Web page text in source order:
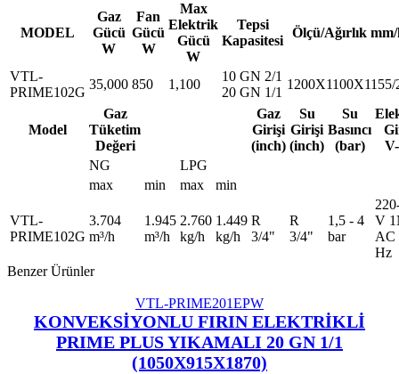
MODEL
Gaz
Gücü
W
Fan
Gücü
W
Max
Elektrik
Gücü
W
Tepsi
Kapasitesi
Ölçü/Ağırlık
VTL-
PRIME102G
35,000 850 1,100
10 GN 2/1
20 GN 1/1
1200X1100X1155/
Model
Gaz
Tüketim
Değeri
Gaz
Girişi
(inch)
Su
Girişi
(inch)
Su
Basıncı
(bar)
NG
LPG
max
min max min
VTL-
PRIME102G
3.704
m³/h
1.945
m³/h
2.760
kg/h
1.449
kg/h
R
3/4"
R
3/4"
1,5 - 4
bar
V
AC
Hz
Benzer Ürünler
VTL-PRIME201EPW
KONVEKSİYONLU FIRIN ELEKTRİKLİ
PRIME PLUS YIKAMALI 20 GN 1/1
(1050X915X1870)